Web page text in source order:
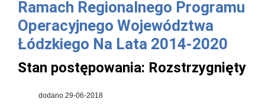
Ramach Regionalnego Programu
Operacyjnego Województwa
Łódzkiego Na Lata 2014-2020
Stan postępowania: Rozstrzygnięty
dodano 29-06-2018